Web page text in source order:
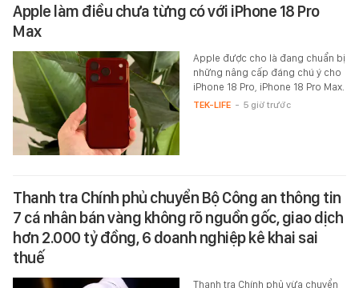
Apple làm điều chưa từng có với iPhone 18 Pro
Max
Apple được cho là đang chuẩn bị
những nâng cấp đáng chú ý cho
iPhone 18 Pro, iPhone 18 Pro Max.
TEK-LIFE - 5 giờ trước
Thanh tra Chính phủ chuyển Bộ Công an thông tin
7 cá nhân bán vàng không rõ nguồn gốc, giao dịch
hơn 2.000 tỷ đồng, 6 doanh nghiệp kê khai sai
thuế
Thanh tra Chính phủ vừa chuyển